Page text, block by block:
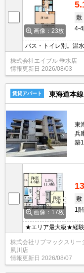
画像：23枚
敷
4-
バス・トイレ別。温
ートシステム利用可
株式会社エイブル 垂水店
情報更新日 2026/08/03
賃貸アパート 東海道本線
東
兵
築
画像：17枚
敷
1階
★エリア最大級★経験
能！オンライン内覧
問題ありません♪弊社
可能になりますので
株式会社リブマックスリー
夙川店
情報更新日 2026/08/07